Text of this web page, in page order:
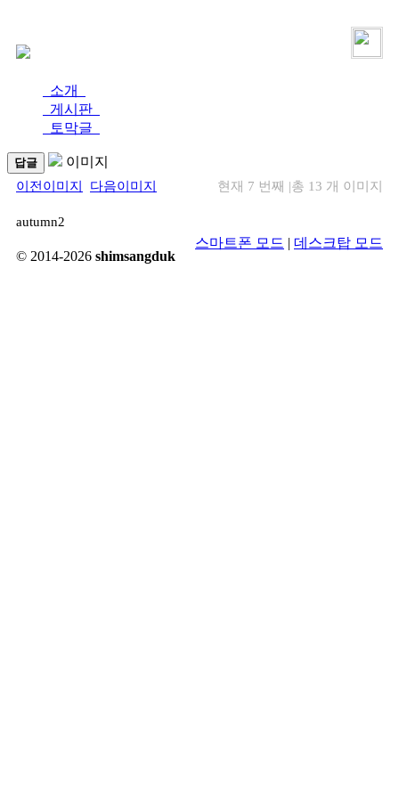
소개
게시판
토막글
답글 이미지
이전이미지 다음이미지 현재 7 번째 |총 13 개 이미지
autumn2
© 2014-2026 shimsangduk
스마트폰 모드 | 데스크탑 모드